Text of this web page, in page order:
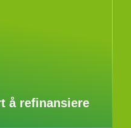
å refinansiere